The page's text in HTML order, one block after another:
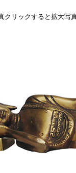
クリックすると拡大写